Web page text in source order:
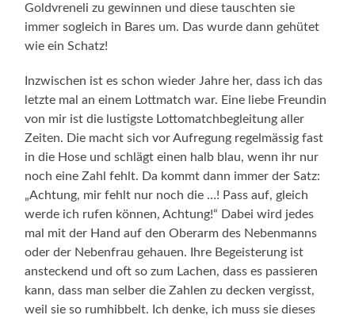
Goldvreneli zu gewinnen und diese tauschten sie
immer sogleich in Bares um. Das wurde dann gehütet
wie ein Schatz!
Inzwischen ist es schon wieder Jahre her, dass ich das
letzte mal an einem Lottmatch war. Eine liebe Freundin
von mir ist die lustigste Lottomatchbegleitung aller
Zeiten. Die macht sich vor Aufregung regelmässig fast
in die Hose und schlägt einen halb blau, wenn ihr nur
noch eine Zahl fehlt. Da kommt dann immer der Satz:
„Achtung, mir fehlt nur noch die …! Pass auf, gleich
werde ich rufen können, Achtung!“ Dabei wird jedes
mal mit der Hand auf den Oberarm des Nebenmanns
oder der Nebenfrau gehauen. Ihre Begeisterung ist
ansteckend und oft so zum Lachen, dass es passieren
kann, dass man selber die Zahlen zu decken vergisst,
weil sie so rumhibbelt. Ich denke, ich muss sie dieses